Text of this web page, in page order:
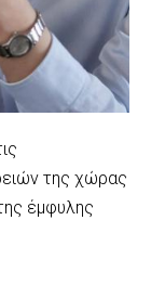
της χώρας
έμφυλης